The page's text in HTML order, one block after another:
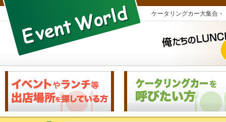
ケータリングカー大集合